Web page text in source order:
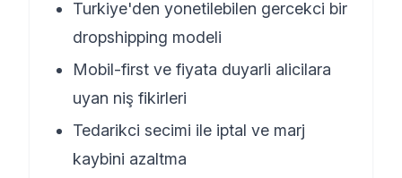
Turkiye'den yonetilebilen gercekci bir
dropshipping modeli
Mobil-first ve fiyata duyarli alicilara
uyan niş fikirleri
Tedarikci secimi ile iptal ve marj
kaybini azaltma